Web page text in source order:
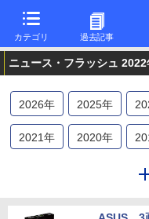
カテゴリ 過去記事
ニュース・フラッシュ
2026年 2025年
2021年 2020年